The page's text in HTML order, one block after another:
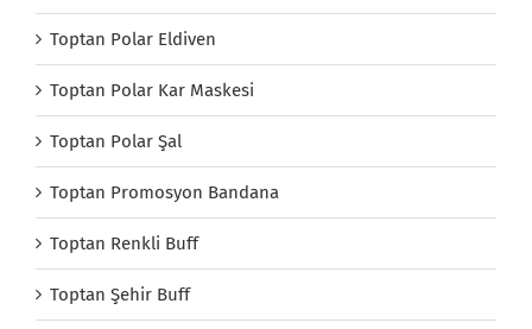
Toptan Polar Eldiven
Toptan Polar Kar Maskesi
Toptan Polar Şal
Toptan Promosyon Bandana
Toptan Renkli Buff
Toptan Şehir Buff